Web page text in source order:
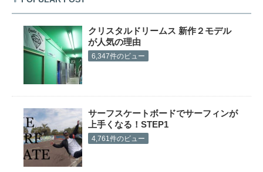
クリスタルドリームス 新作２モデル
が人気の理由
6,347件のビュー
サーフスケートボードでサーフィンが
上手くなる！STEP1
4,761件のビュー